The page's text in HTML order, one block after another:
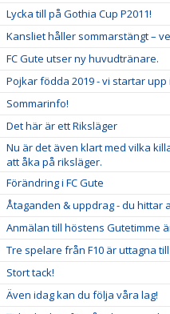
Lycka till på Gothia Cup P2011!
Kansliet håller sommarstängt –
FC Gute utser ny huvudtränare.
Pojkar födda 2019 - vi startar upp
Sommarinfo!
Det här är ett Riksläger
Nu är det även klart med vilka
att åka på riksläger.
Förändring i FC Gute
Åtaganden & uppdrag - du hittar
Anmälan till höstens Gutetimme
Tre spelare från F10 är uttagna
Stort tack!
Även idag kan du följa våra lag!